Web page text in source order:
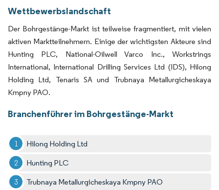
Wettbewerbslandschaft
Der Bohrgestänge-Markt ist teilweise fragmentiert, mit vielen
aktiven Marktteilnehmern. Einige der wichtigsten Akteure sind
Hunting PLC, National-Oilwell Varco Inc., Workstrings
International, International Drilling Services Ltd (IDS), Hilong
Holding Ltd, Tenaris SA und Trubnaya Metallurgicheskaya
Kmpny PAO.
Branchenführer im Bohrgestänge-Markt
Hilong Holding Ltd
Hunting PLC
Trubnaya Metallurgicheskaya Kmpny PAO